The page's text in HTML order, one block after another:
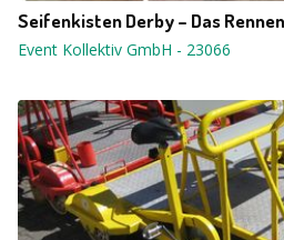
Seifenkisten Derby – Das
Event Kollektiv GmbH - 23066